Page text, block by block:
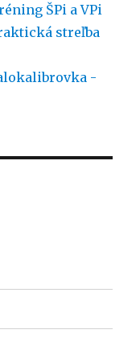
ŠPi a VPi
streľba
-